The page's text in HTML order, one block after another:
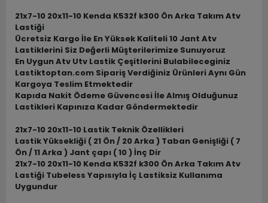
21x7-10 20x11-10 Kenda K532f k300 Ön Arka Takım Atv
Lastiği
Ücretsiz Kargo İle En Yüksek Kaliteli 10 Jant Atv
Lastiklerini Siz Değerli Müşterilerimize Sunuyoruz
En Uygun Atv Utv Lastik Çeşitlerini Bulabileceginiz
Lastiktoptan.com Sipariş Verdiğiniz Ürünleri Aynı Gün
Kargoya Teslim Etmektedir
Kapıda Nakit Ödeme Güvencesi İle Almış Olduğunuz
Lastikleri Kapınıza Kadar Göndermektedir
21x7-10 20x11-10 Lastik Teknik Özellikleri
Lastik Yüksekliği ( 21 Ön / 20 Arka ) Taban Genişliği ( 7
Ön / 11 Arka ) Jant çapı ( 10 ) İnç Dir
21x7-10 20x11-10 Kenda K532f k300 Ön Arka Takım Atv
Lastiği Tubeless Yapısıyla İç Lastiksiz Kullanıma
Uygundur